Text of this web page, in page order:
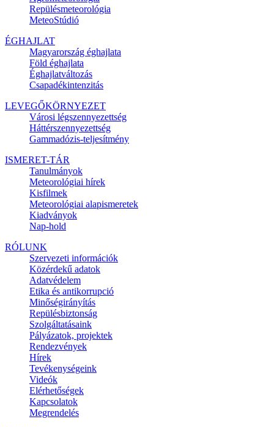
Repülésmeteorológia
MeteoStúdió
ÉGHAJLAT
Magyarország éghajlata
Föld éghajlata
Éghajlatváltozás
Csapadékintenzitás
LEVEGŐKÖRNYEZET
Városi légszennyezettség
Háttérszennyezettség
Gammadózis-teljesítmény
ISMERET-TÁR
Tanulmányok
Meteorológiai hírek
Kisfilmek
Meteorológiai alapismeretek
Kiadványok
Nap-hold
RÓLUNK
Szervezeti információk
Közérdekű adatok
Adatvédelem
Etika és antikorrupció
Minőségirányítás
Repülésbiztonság
Szolgáltatásaink
Pályázatok, projektek
Rendezvények
Hírek
Tevékenységeink
Videók
Elérhetőségek
Kapcsolatok
Megrendelés